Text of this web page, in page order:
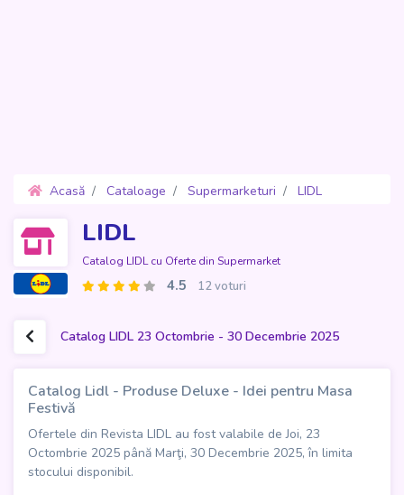
Acasă Cataloage Supermarketuri
LIDL
LIDL
Catalog LIDL cu Oferte din Supermarket
4.5 12 voturi
Catalog LIDL 23 Octombrie - 30 Decembrie 2025
Catalog Lidl - Produse Deluxe - Idei pentru Masa
Festivă
Ofertele din Revista LIDL au fost valabile de Joi, 23
Octombrie 2025 până Marţi, 30 Decembrie 2025, în limita
stocului disponibil.